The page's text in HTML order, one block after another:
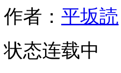
作者： 平坂読
状态连载中